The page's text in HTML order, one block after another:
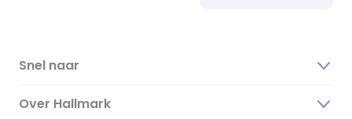
Snel naar
Over Hallmark